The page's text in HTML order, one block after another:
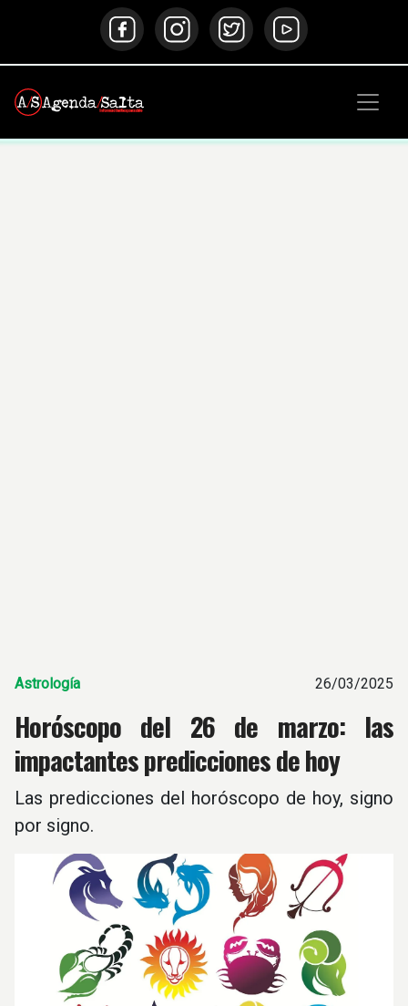
Astrología 26/03/2025
Horóscopo del 26 de marzo: las
impactantes predicciones de hoy
Las predicciones del horóscopo de hoy, signo
por signo.